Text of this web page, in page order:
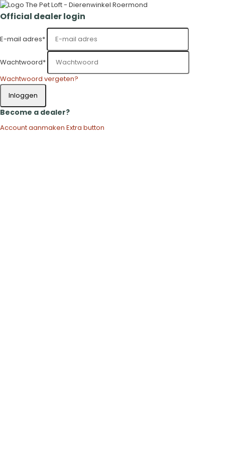
Official dealer login
E-mail adres*
Wachtwoord*
Wachtwoord vergeten?
Inloggen
Become a dealer?
Account aanmaken Extra button